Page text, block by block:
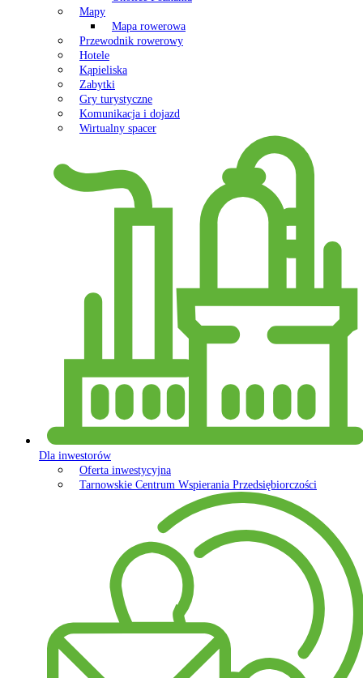
Mapy
Mapa rowerowa
Przewodnik rowerowy
Hotele
Kąpieliska
Zabytki
Gry turystyczne
Komunikacja i dojazd
Wirtualny spacer
Dla inwestorów
Oferta inwestycyjna
Tarnowskie Centrum Wspierania Przedsiębiorczości